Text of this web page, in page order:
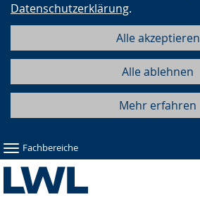
Datenschutzerklärung.
Alle akzeptieren
Alle ablehnen
Mehr erfahren
Fachbereiche